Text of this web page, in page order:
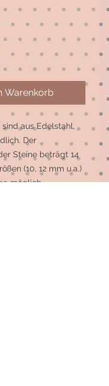
Warenkorb
aus Edelstahl,
Der
Steine beträgt 14
(10, 12 mm u.a.)
möglich.